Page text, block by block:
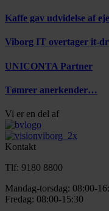
Kaffe gav udvidelse af
Viborg IT overtager it-
UNICONTA Partner
Tømrer anerkender…
Vi er en del af
Kontakt
Tlf: 9180 8800
Mandag-torsdag: 08:00-
Fredag: 08:00-15:30